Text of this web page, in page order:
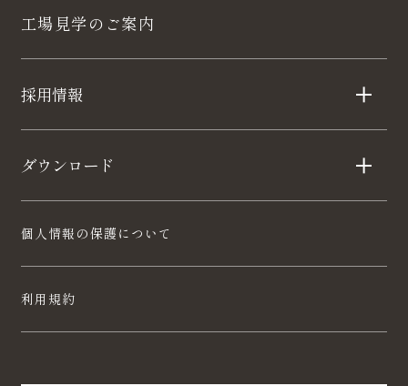
工場見学のご案内
採用情報
ダウンロード
個人情報の保護について
利用規約